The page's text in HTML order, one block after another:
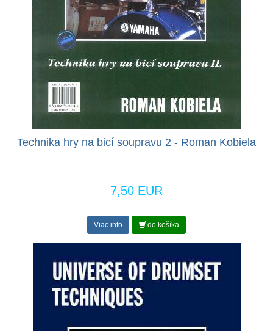
Technika hry na bicí soupravu 2 - Roman Kobiela
7,50 EUR
Viac info do košíka